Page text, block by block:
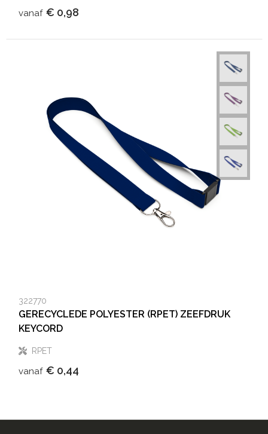
vanaf € 0,98
322770
GERECYCLEDE POLYESTER (RPET) ZEEFDRUK
KEYCORD
RPET
vanaf € 0,44